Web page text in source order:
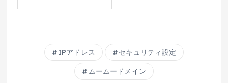
IPアドレス セキュリティ設定
ムームードメイン